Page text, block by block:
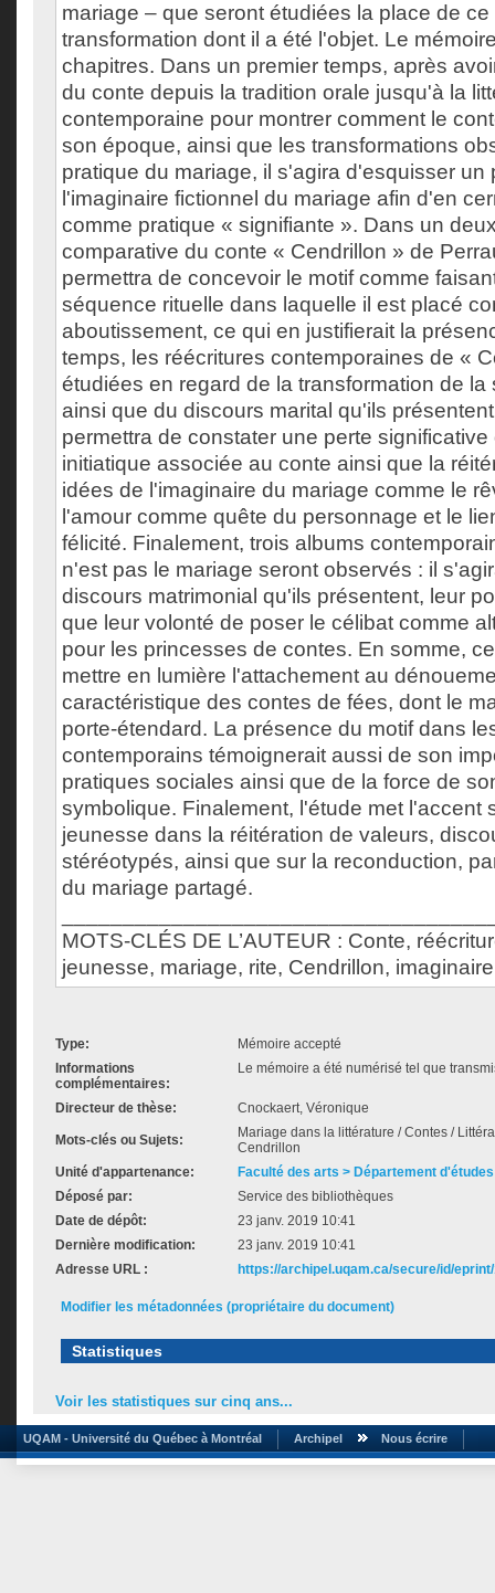
mariage – que seront étudiées la place de ce
transformation dont il a été l'objet. Le
chapitres. Dans un premier temps, après
du conte depuis la tradition orale jusqu'à la
contemporaine pour montrer comment le
son époque, ainsi que les transformations
pratique du mariage, il s'agira d'esquisser un
l'imaginaire fictionnel du mariage afin d'en
comme pratique « signifiante ». Dans un
comparative du conte « Cendrillon » de
permettra de concevoir le motif comme
séquence rituelle dans laquelle il est placé
aboutissement, ce qui en justifierait la
temps, les réécritures contemporaines de «
étudiées en regard de la transformation de la
ainsi que du discours marital qu'ils
permettra de constater une perte
initiatique associée au conte ainsi que la
idées de l'imaginaire du mariage comme le
l'amour comme quête du personnage et le
félicité. Finalement, trois albums
n'est pas le mariage seront observés : il
discours matrimonial qu'ils présentent, leur
que leur volonté de poser le célibat comme
pour les princesses de contes. En somme,
mettre en lumière l'attachement au
caractéristique des contes de fées, dont le
porte-étendard. La présence du motif dans
contemporains témoignerait aussi de son
pratiques sociales ainsi que de la force de
symbolique. Finalement, l'étude met l'accent
jeunesse dans la réitération de valeurs,
stéréotypés, ainsi que sur la reconduction,
du mariage partagé.
MOTS-CLÉS DE L’AUTEUR : Conte,
jeunesse, mariage, rite, Cendrillon,
Type:
Mémoire accepté
Informations
complémentaires:
Le mémoire a été numérisé tel que
Directeur de thèse: Cnockaert, Véronique
Mots-clés ou Sujets:
Mariage dans la littérature / Contes /
Cendrillon
Unité d'appartenance:
Faculté des arts > Département
Déposé par:
Service des bibliothèques
Date de dépôt:
23 janv. 2019 10:41
Dernière modification:
23 janv. 2019 10:41
Adresse URL :
https://archipel.uqam.ca/secure/id/
Modifier les métadonnées (propriétaire du document)
Statistiques
Voir les statistiques sur cinq ans...
UQAM - Université du Québec à Montréal Archipel Nous écrire